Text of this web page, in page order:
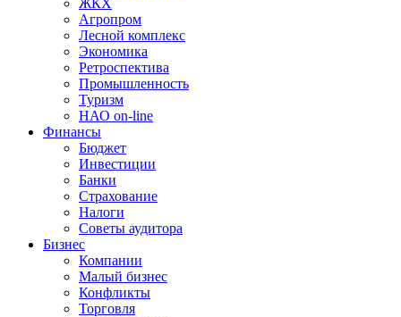
ЖКХ
Агропром
Лесной комплекс
Экономика
Ретроспектива
Промышленность
Туризм
НАО on-line
Финансы
Бюджет
Инвестиции
Банки
Страхование
Налоги
Советы аудитора
Бизнес
Компании
Малый бизнес
Конфликты
Торговля